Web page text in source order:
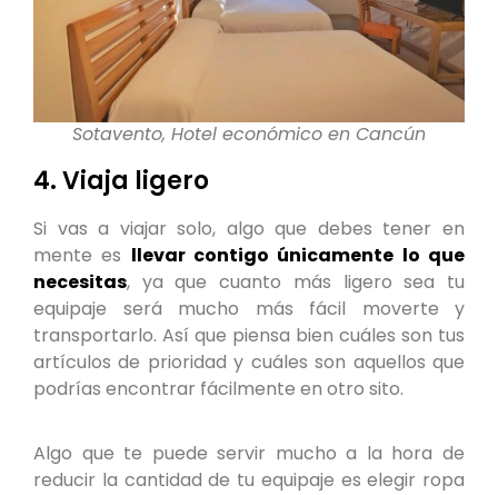
Sotavento, Hotel económico en Cancún
4. Viaja ligero
Si vas a viajar solo, algo que debes tener en
mente es llevar contigo únicamente lo que
necesitas, ya que cuanto más ligero sea tu
equipaje será mucho más fácil moverte y
transportarlo. Así que piensa bien cuáles son tus
artículos de prioridad y cuáles son aquellos que
podrías encontrar fácilmente en otro sito.
Algo que te puede servir mucho a la hora de
reducir la cantidad de tu equipaje es elegir ropa